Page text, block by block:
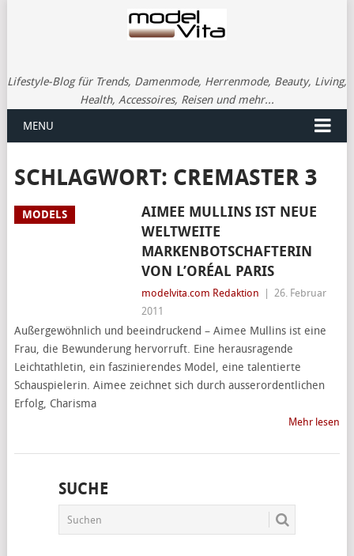
Lifestyle-Blog für Trends, Damenmode, Herrenmode, Beauty, Living,
Health, Accessoires, Reisen und mehr...
MENU
SCHLAGWORT: CREMASTER 3
MODELS
AIMEE MULLINS IST NEUE
WELTWEITE
MARKENBOTSCHAFTERIN
VON L’ORÉAL PARIS
modelvita.com Redaktion
26. Februar
2011
Außergewöhnlich und beeindruckend – Aimee Mullins ist eine
Frau, die Bewunderung hervorruft. Eine herausragende
Leichtathletin, ein faszinierendes Model, eine talentierte
Schauspielerin. Aimee zeichnet sich durch ausserordentlichen
Erfolg, Charisma
Mehr lesen
SUCHE